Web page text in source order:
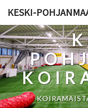
content
KESKI-